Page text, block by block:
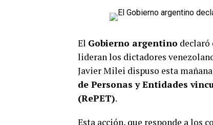
El Gobierno argentino declaró
lideran los dictadores
Javier Milei dispuso esta
de Personas y Entidades
(RePET).
Esta acción, que responde a los